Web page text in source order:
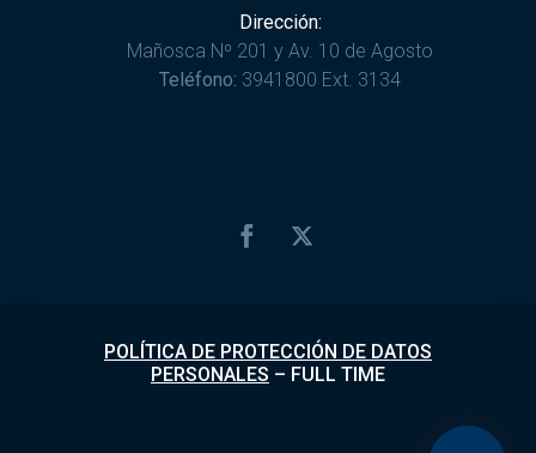
Dirección:
Mañosca Nº 201 y Av. 10 de Agosto
Teléfono: 3941800 Ext. 3134
POLÍTICA DE PROTECCIÓN DE DATOS
PERSONALES – FULL TIME